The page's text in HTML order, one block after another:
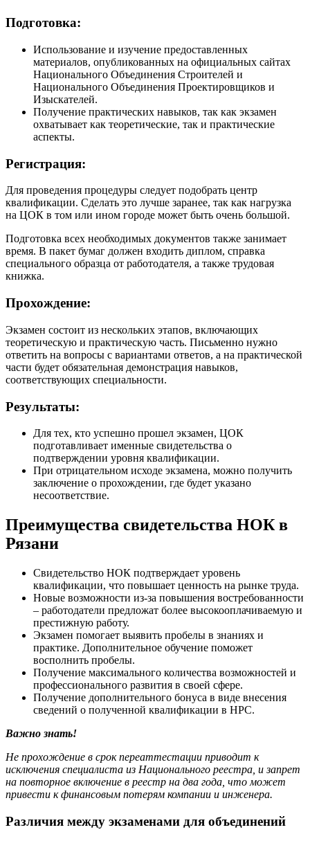
Подготовка:
Использование и изучение предоставленных
материалов, опубликованных на официальных сайтах
Национального Объединения Строителей и
Национального Объединения Проектировщиков и
Изыскателей.
Получение практических навыков, так как экзамен
охватывает как теоретические, так и практические
аспекты.
Регистрация:
Для проведения процедуры следует подобрать центр
квалификации. Сделать это лучше заранее, так как нагрузка
на ЦОК в том или ином городе может быть очень большой.
Подготовка всех необходимых документов также занимает
время. В пакет бумаг должен входить диплом, справка
специального образца от работодателя, а также трудовая
книжка.
Прохождение:
Экзамен состоит из нескольких этапов, включающих
теоретическую и практическую часть. Письменно нужно
ответить на вопросы с вариантами ответов, а на практической
части будет обязательная демонстрация навыков,
соответствующих специальности.
Результаты:
Для тех, кто успешно прошел экзамен, ЦОК
подготавливает именные свидетельства о
подтверждении уровня квалификации.
При отрицательном исходе экзамена, можно получить
заключение о прохождении, где будет указано
несоответствие.
Преимущества свидетельства НОК в
Рязани
Свидетельство НОК подтверждает уровень
квалификации, что повышает ценность на рынке труда.
Новые возможности из-за повышения востребованности
– работодатели предложат более высокооплачиваемую и
престижную работу.
Экзамен помогает выявить пробелы в знаниях и
практике. Дополнительное обучение поможет
восполнить пробелы.
Получение максимального количества возможностей и
профессионального развития в своей сфере.
Получение дополнительного бонуса в виде внесения
сведений о полученной квалификации в НРС.
Важно знать!
Не прохождение в срок переаттестации приводит к
исключения специалиста из Национального реестра, и запрет
на повторное включение в реестр на два года, что может
привести к финансовым потерям компании и инженера.
Различия между экзаменами для объединений